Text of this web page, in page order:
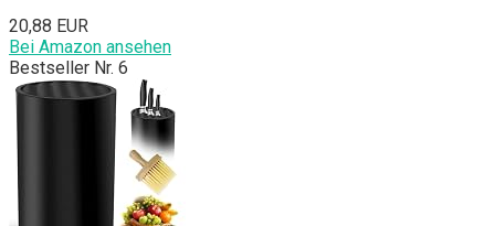
20,88 EUR
Bei Amazon ansehen
Bestseller Nr. 6